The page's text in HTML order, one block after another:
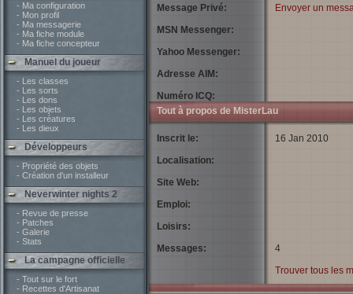
- Ma configuration
- Mon profil
- Ma messagerie
- Ma fiche module
- Ma fiche concepteur
Manuel du joueur
- Les classes
- Les sorts
- Les dons
- Les objets
- Les créatures
- Les dieux
Développeurs
- Propriété des objets
- Création d'un installeur
Neverwinter nights 2
- Revue de presse
- Patches
- Galerie
- Stats
La campagne officielle
- Tout sur le fort
- Recettes d'Artisanat
Message Privé:
MSN Messenger:
Yahoo Messenger:
Adresse AIM:
Numéro ICQ:
Envoyer un
Tout à propos de MisterLau
Inscrit le:
Localisation:
Site Web:
Emploi:
Loisirs:
Messages:
16 Jan 2010
4
Trouver tous les